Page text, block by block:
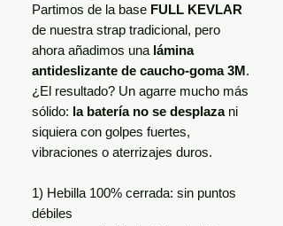
Partimos de la base FULL KEVLAR
de nuestra strap tradicional, pero
ahora añadimos una lámina
antideslizante de caucho-goma 3M .
¿El resultado? Un agarre mucho más
sólido: la batería no se desplazani
siquiera con golpes fuertes,
vibraciones o aterrizajes duros.
1) Hebilla 100% cerrada: sin puntos
débiles